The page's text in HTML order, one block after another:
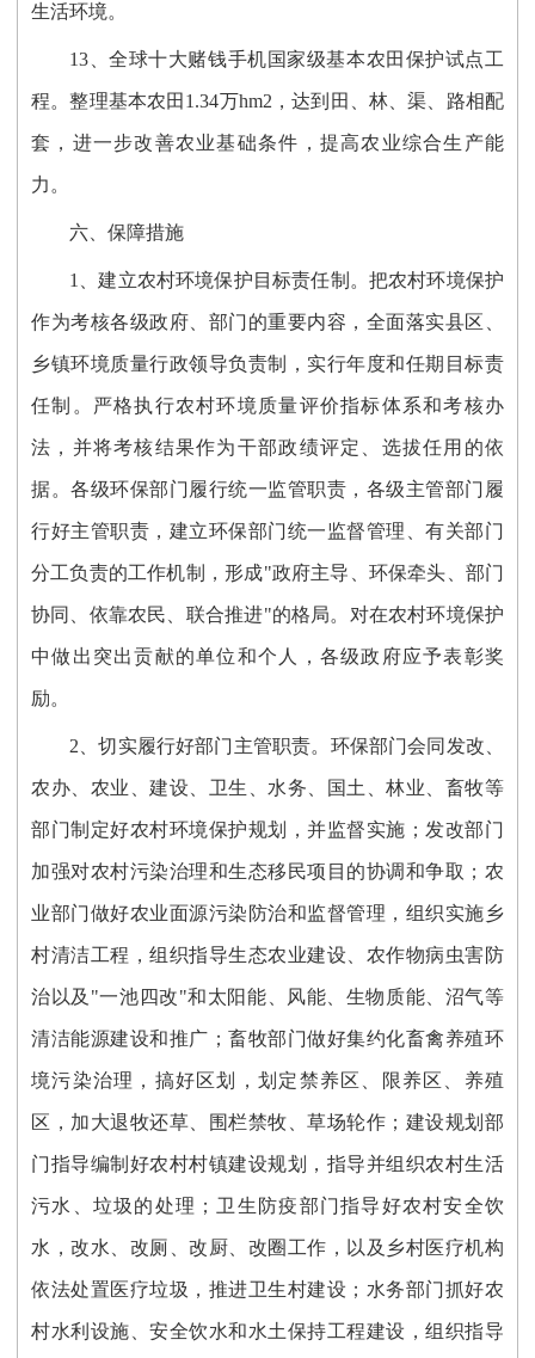
生活环境。
13、全球十大赌钱手机国家级基本农田保护试点工
程。整理基本农田1.34万hm2，达到田、林、渠、路相配
套，进一步改善农业基础条件，提高农业综合生产能
力。
六、保障措施
1、建立农村环境保护目标责任制。把农村环境保护
作为考核各级政府、部门的重要内容，全面落实县区、
乡镇环境质量行政领导负责制，实行年度和任期目标责
任制。严格执行农村环境质量评价指标体系和考核办
法，并将考核结果作为干部政绩评定、选拔任用的依
据。各级环保部门履行统一监管职责，各级主管部门履
行好主管职责，建立环保部门统一监督管理、有关部门
分工负责的工作机制，形成"政府主导、环保牵头、部门
协同、依靠农民、联合推进"的格局。对在农村环境保护
中做出突出贡献的单位和个人，各级政府应予表彰奖
励。
2、切实履行好部门主管职责。环保部门会同发改、
农办、农业、建设、卫生、水务、国土、林业、畜牧等
部门制定好农村环境保护规划，并监督实施；发改部门
加强对农村污染治理和生态移民项目的协调和争取；农
业部门做好农业面源污染防治和监督管理，组织实施乡
村清洁工程，组织指导生态农业建设、农作物病虫害防
治以及"一池四改"和太阳能、风能、生物质能、沼气等
清洁能源建设和推广；畜牧部门做好集约化畜禽养殖环
境污染治理，搞好区划，划定禁养区、限养区、养殖
区，加大退牧还草、围栏禁牧、草场轮作；建设规划部
门指导编制好农村村镇建设规划，指导并组织农村生活
污水、垃圾的处理；卫生防疫部门指导好农村安全饮
水，改水、改厕、改厨、改圈工作，以及乡村医疗机构
依法处置医疗垃圾，推进卫生村建设；水务部门抓好农
村水利设施、安全饮水和水土保持工程建设，组织指导